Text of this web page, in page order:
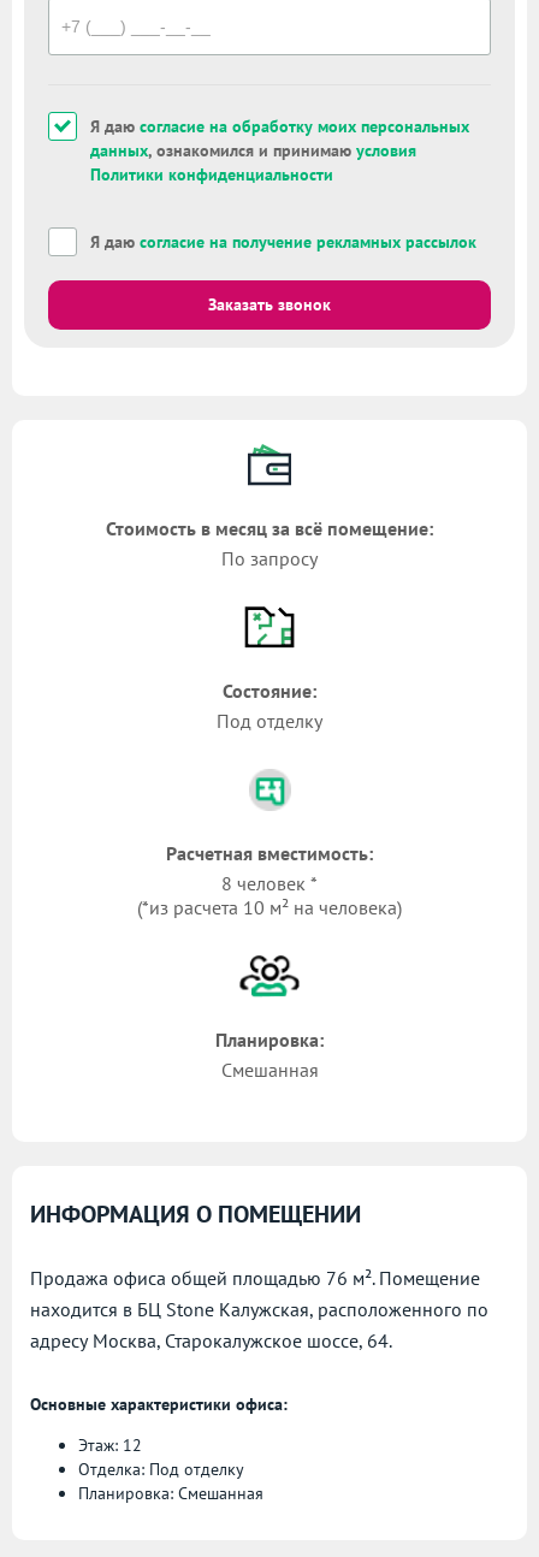
Я даю согласие на обработку моих персональных
данных, ознакомился и принимаю условия
Политики конфиденциальности
Я даю согласие на получение рекламных рассылок
Заказать звонок
Стоимость в месяц за всё помещение:
По запросу
Состояние:
Под отделку
Расчетная вместимость:
8 человек *
(*из расчета 10 м² на человека)
Планировка:
Смешанная
ИНФОРМАЦИЯ О ПОМЕЩЕНИИ
Продажа офиса общей площадью 76 м². Помещение
находится в БЦ Stone Калужская, расположенного по
адресу Москва, Старокалужское шоссе, 64.
Основные характеристики офиса:
Этаж: 12
Отделка: Под отделку
Планировка: Смешанная